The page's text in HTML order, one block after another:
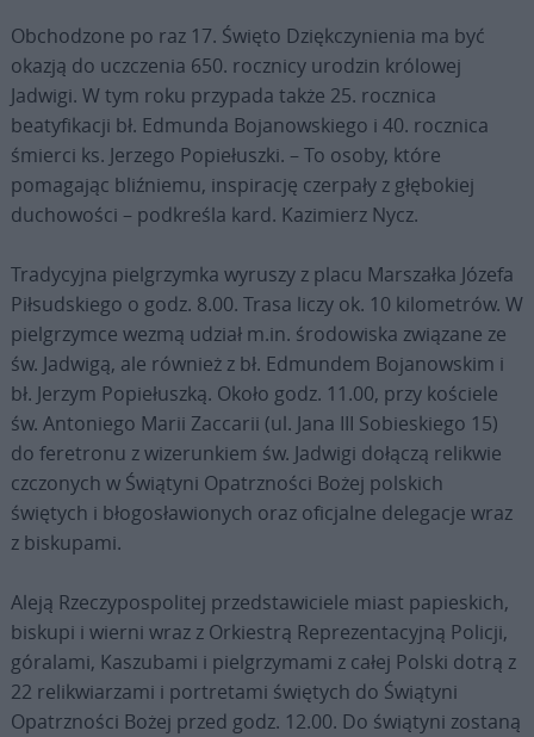
Obchodzone po raz 17. Święto Dziękczynienia ma być
okazją do uczczenia 650. rocznicy urodzin królowej
Jadwigi. W tym roku przypada także 25. rocznica
beatyfikacji bł. Edmunda Bojanowskiego i 40. rocznica
śmierci ks. Jerzego Popiełuszki. – To osoby, które
pomagając bliźniemu, inspirację czerpały z głębokiej
duchowości – podkreśla kard. Kazimierz Nycz.
Tradycyjna pielgrzymka wyruszy z placu Marszałka Józefa
Piłsudskiego o godz. 8.00. Trasa liczy ok. 10 kilometrów. W
pielgrzymce wezmą udział m.in. środowiska związane ze
św. Jadwigą, ale również z bł. Edmundem Bojanowskim i
bł. Jerzym Popiełuszką. Około godz. 11.00, przy kościele
św. Antoniego Marii Zaccarii (ul. Jana III Sobieskiego 15)
do feretronu z wizerunkiem św. Jadwigi dołączą relikwie
czczonych w Świątyni Opatrzności Bożej polskich
świętych i błogosławionych oraz oficjalne delegacje wraz
z biskupami.
Aleją Rzeczypospolitej przedstawiciele miast papieskich,
biskupi i wierni wraz z Orkiestrą Reprezentacyjną Policji,
góralami, Kaszubami i pielgrzymami z całej Polski dotrą z
22 relikwiarzami i portretami świętych do Świątyni
Opatrzności Bożej przed godz. 12.00. Do świątyni zostaną